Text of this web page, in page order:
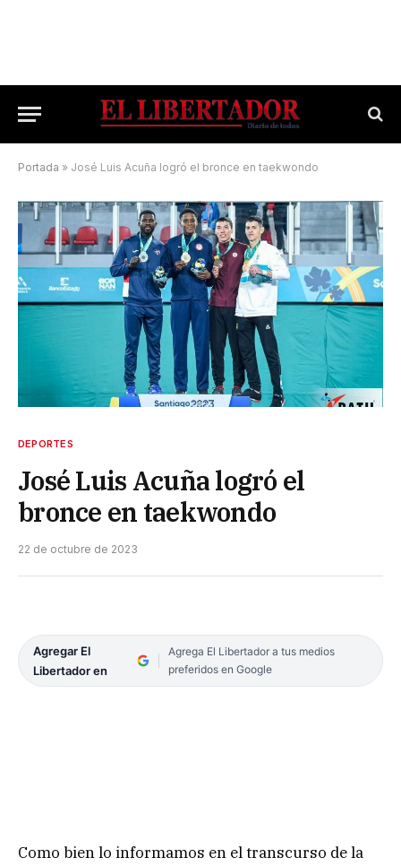
Portada » José Luis Acuña logró el bronce en taekwondo
DEPORTES
José Luis Acuña logró el
bronce en taekwondo
22 de octubre de 2023
Agregar El
Libertador en
Agrega El Libertador a tus medios
preferidos en Google
Como bien lo informamos en el transcurso de la